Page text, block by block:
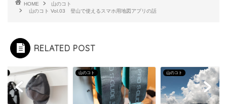
HOME
山のコト
山のコト Vol.03 登山で使えるスマホ用地図アプリの話
RELATED POST
山のコト 山のコト